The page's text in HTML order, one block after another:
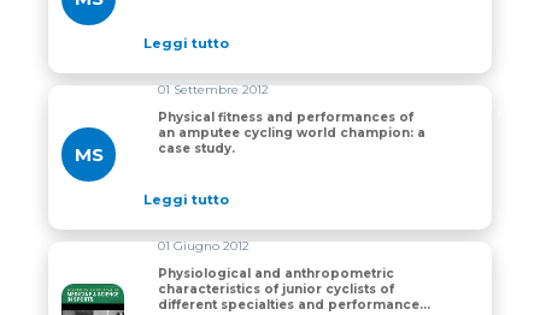
Leggi tutto
MS
01 Settembre 2012
Physical fitness and performances of
an amputee cycling world champion: a
case study.
Leggi tutto
Physiological and anthropometric characteristics of
01 Giugno 2012
Physiological and anthropometric
characteristics of junior cyclists of
different specialties and performance